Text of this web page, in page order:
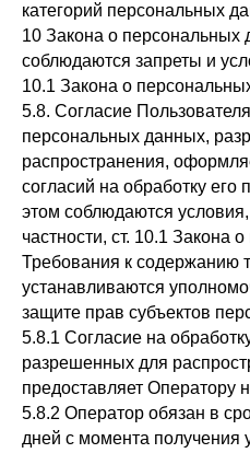
категорий персональных
10 Закона о персональных
соблюдаются запреты и
10.1 Закона о
5.8. Согласие
персональных данных,
распространения,
согласий на обработку
этом соблюдаются
частности, ст. 10.1 Закона
Требования к содержанию
устанавливаются
защите прав субъектов
5.8.1 Согласие на
разрешенных для
предоставляет Оператору
5.8.2 Оператор обязан в
дней с момента получения